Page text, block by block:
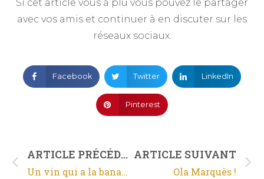
Si cet article vous a plu vous pouvez le partager
avec vos amis et continuer à en discuter sur les
réseaux sociaux.
Facebook Twitter LinkedIn
Pinterest
ARTICLE PRÉCÉDENT
Un vin qui a la banane
ARTICLE SUIVANT
Ola Marquès !